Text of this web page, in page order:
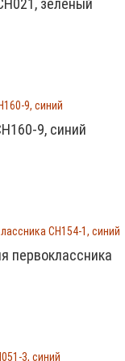
9, синий
первоклассника